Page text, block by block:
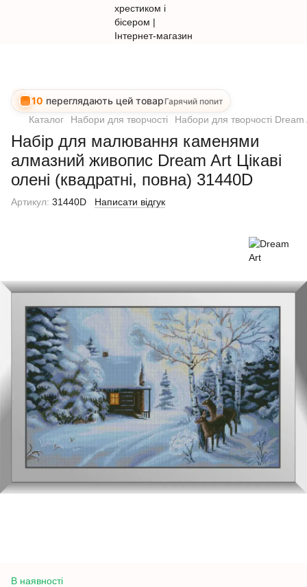
10 переглядають цей товар Гарячий попит
Каталог Набори для творчості Набори для творчості Dream
Набір для малювання каменями
алмазний живопис Dream Art Цікаві
олені (квадратні, повна) 31440D
Артикул: 31440D Написати відгук
В наявності